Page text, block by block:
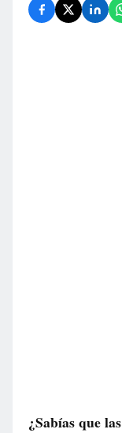
¿Sabías que